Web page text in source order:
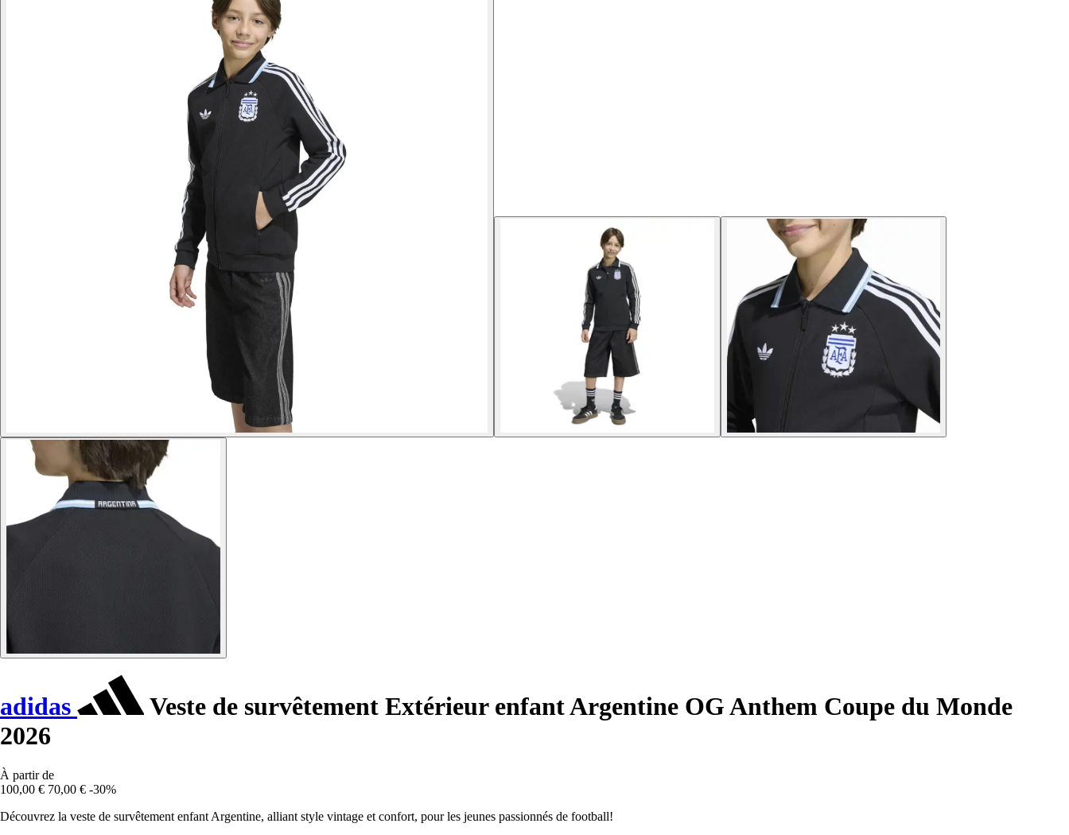
adidas
Veste de survêtement Extérieur enfant Argentine OG Anthem Coupe du Monde
2026
À partir de
100,00 € 70,00 € -30%
Découvrez la veste de survêtement enfant Argentine, alliant style vintage et confort, pour les jeunes passionnés de football!